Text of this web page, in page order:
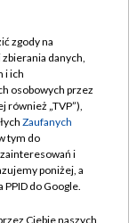
zgody na
danych,
i ich
osobowych przez
również „TVP”),
Zaufanych
tym do
i
poniżej, a
do Google.
Ciebie naszych